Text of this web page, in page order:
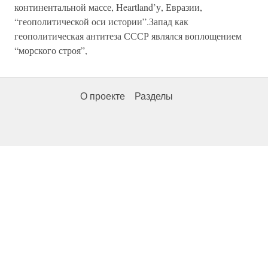
континентальной массе, Heartland’у, Евразии,
“геополитической оси истории”.Запад как
геополитическая антитеза СССР являлся воплощением
“морского строя”,
О проекте Разделы